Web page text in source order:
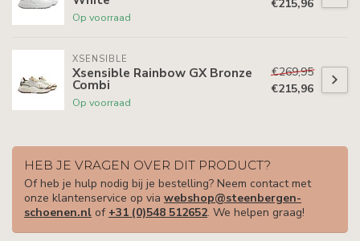
Op voorraad
€215,96
XSENSIBLE
Xsensible Rainbow GX Bronze
Combi
Op voorraad
€269,95
€215,96
HEB JE VRAGEN OVER DIT PRODUCT?
Of heb je hulp nodig bij je bestelling? Neem contact met
onze klantenservice op via webshop@steenbergen-
schoenen.nl of +31 (0)548 512652. We helpen graag!